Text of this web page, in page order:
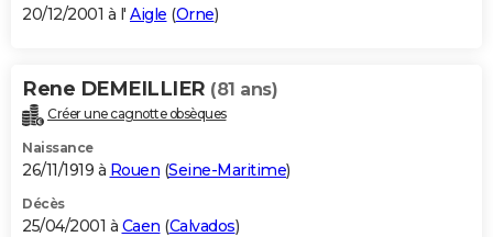
20/12/2001 à l' Aigle (Orne)
Rene DEMEILLIER (81 ans)
Créer une cagnotte obsèques
Naissance
26/11/1919 à Rouen (Seine-Maritime)
Décès
25/04/2001 à Caen (Calvados)